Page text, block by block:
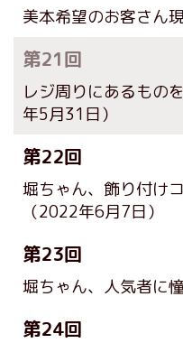
美本希望のお客さん
第21回
レジ周りにあるもの
年5月31日）
第22回
堀ちゃん、飾り付け
（2022年6月7日）
第23回
堀ちゃん、人気者に
第24回